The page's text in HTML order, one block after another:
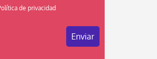
de privacidad